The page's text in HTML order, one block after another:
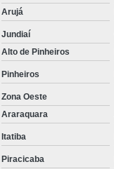
Arujá
Jundiaí
Alto de Pinheiros
Pinheiros
Zona Oeste
Araraquara
Itatiba
Piracicaba